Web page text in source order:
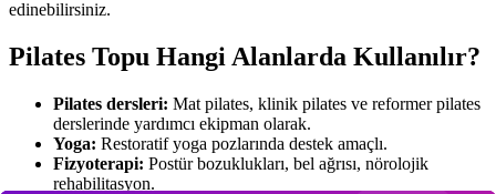
edinebilirsiniz.
Pilates Topu Hangi Alanlarda Kullanılır?
Pilates dersleri: Mat pilates, klinik pilates ve reformer pilates
derslerinde yardımcı ekipman olarak.
Yoga: Restoratif yoga pozlarında destek amaçlı.
Fizyoterapi: Postür bozuklukları, bel ağrısı, nörolojik
rehabilitasyon.